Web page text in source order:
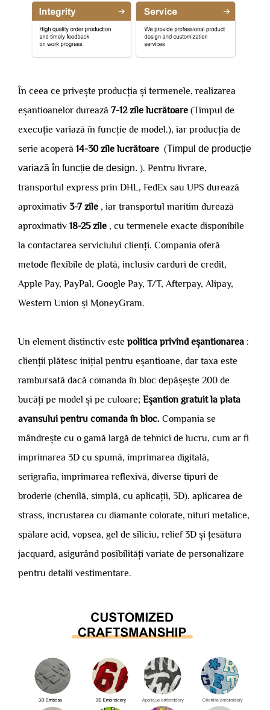
În ceea ce privește producția și termenele, realizarea
eșantioanelor durează 7-12 zile lucrătoare (Timpul de
execuție variază în funcție de model.), iar producția de
serie acoperă 14-30 zile lucrătoare (Timpul de producție
variază în funcție de design. ). Pentru livrare,
transportul express prin DHL, FedEx sau UPS durează
aproximativ 3-7 zile , iar transportul maritim durează
aproximativ 18-25 zile , cu termenele exacte disponibile
la contactarea serviciului clienți. Compania oferă
metode flexibile de plată, inclusiv carduri de credit,
Apple Pay, PayPal, Google Pay, T/T, Afterpay, Alipay,
Western Union și MoneyGram.
Un element distinctiv este politica privind eșantionarea :
clienții plătesc inițial pentru eșantioane, dar taxa este
rambursată dacă comanda în bloc depășește 200 de
bucăți pe model și pe culoare; Eșantion gratuit la plata
avansului pentru comanda în bloc. Compania se
mândrește cu o gamă largă de tehnici de lucru, cum ar fi
imprimarea 3D cu spumă, imprimarea digitală,
serigrafia, imprimarea reflexivă, diverse tipuri de
broderie (chenilă, simplă, cu aplicații, 3D), aplicarea de
strass, incrustarea cu diamante colorate, nituri metalice,
spălare acid, vopsea, gel de siliciu, relief 3D și țesătura
jacquard, asigurând posibilități variate de personalizare
pentru detalii vestimentare.